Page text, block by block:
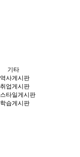
기타
역사게시판
취업게시판
스타일게시판
학습게시판